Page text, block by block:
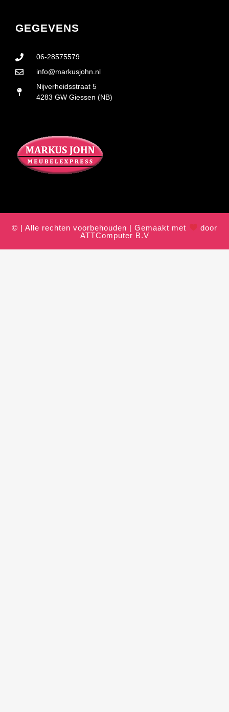
GEGEVENS
06-28575579
info@markusjohn.nl
Nijverheidsstraat 5
4283 GW Giessen (NB)
© | Alle rechten voorbehouden | Gemaakt met
door
ATTComputer B.V